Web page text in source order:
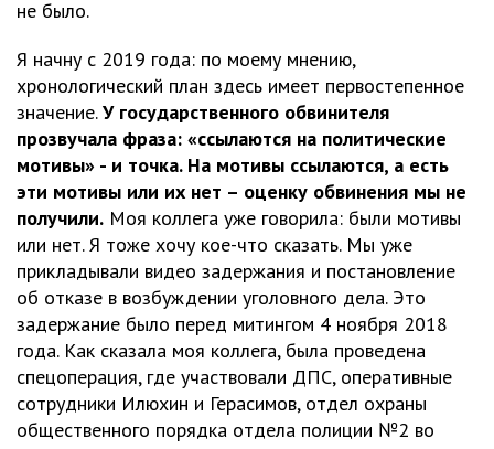
не было.
Я начну с 2019 года: по моему мнению,
хронологический план здесь имеет первостепенное
значение.У государственного обвинителя
прозвучала фраза: «ссылаются на политические
мотивы» - и точка. На мотивы ссылаются, а есть
эти мотивы или их нет – оценку обвинения мы не
получили. Моя коллега уже говорила: были мотивы
или нет. Я тоже хочу кое-что сказать. Мы уже
прикладывали видео задержания и постановление
об отказе в возбуждении уголовного дела. Это
задержание было перед митингом 4 ноября 2018
года. Как сказала моя коллега, была проведена
спецоперация, где участвовали ДПС, оперативные
сотрудники Илюхин и Герасимов, отдел охраны
общественного порядка отдела полиции №2 во